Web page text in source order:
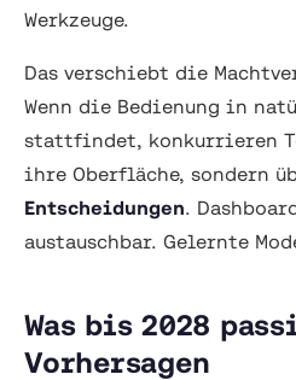
Werkzeuge.
Das verschiebt die
Wenn die Bedienung in
stattfindet, konkurrieren
ihre Oberfläche, sondern
Entscheidungen .
austauschbar. Gelernte
Was bis 2028
Vorhersagen